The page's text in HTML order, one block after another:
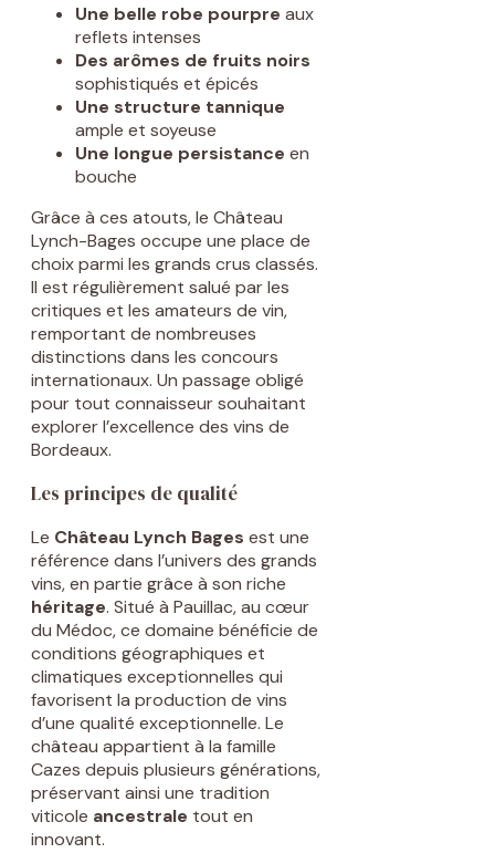
Une belle robe pourpre aux
reflets intenses
Des arômes de fruits noirs
sophistiqués et épicés
Une structure tannique
ample et soyeuse
Une longue persistance en
bouche
Grâce à ces atouts, le Château
Lynch-Bages occupe une place de
choix parmi les grands crus classés.
Il est régulièrement salué par les
critiques et les amateurs de vin,
remportant de nombreuses
distinctions dans les concours
internationaux. Un passage obligé
pour tout connaisseur souhaitant
explorer l’excellence des vins de
Bordeaux.
Les principes de qualité
Le Château Lynch Bages est une
référence dans l’univers des grands
vins, en partie grâce à son riche
héritage. Situé à Pauillac, au cœur
du Médoc, ce domaine bénéficie de
conditions géographiques et
climatiques exceptionnelles qui
favorisent la production de vins
d’une qualité exceptionnelle. Le
château appartient à la famille
Cazes depuis plusieurs générations,
préservant ainsi une tradition
viticole ancestrale tout en
innovant.